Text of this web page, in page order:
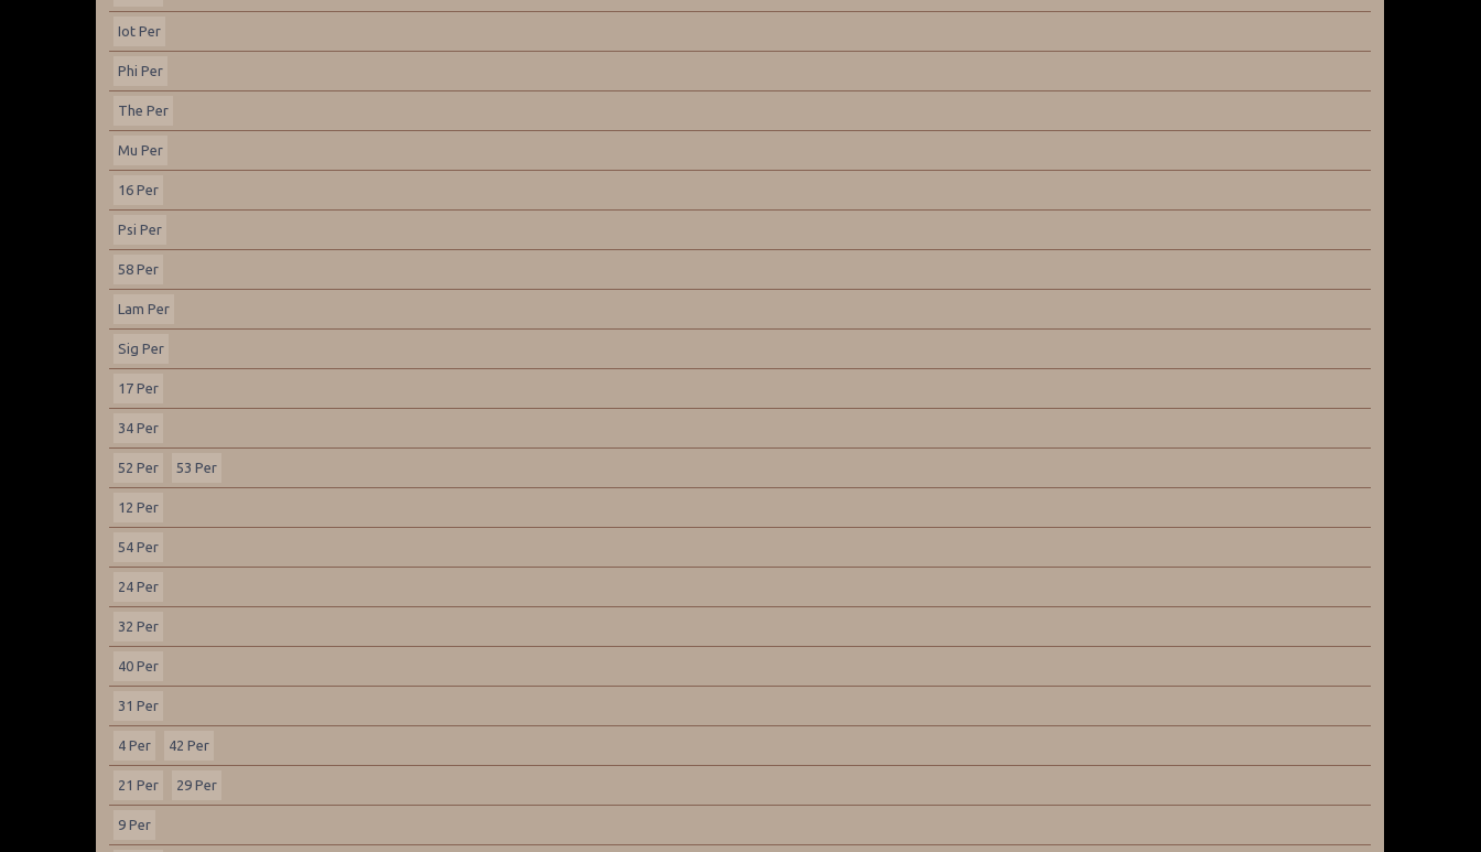
Iot Per
Phi Per
The Per
Mu Per
16 Per
Psi Per
58 Per
Lam Per
Sig Per
17 Per
34 Per
52 Per 53 Per
12 Per
54 Per
24 Per
32 Per
40 Per
31 Per
4 Per 42 Per
21 Per 29 Per
9 Per